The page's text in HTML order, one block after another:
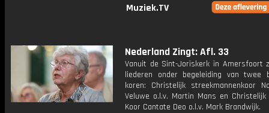
Muziek.TV
Nederland Zingt: Afl. 33
Vanuit de Sint-Joriskerk in Amersfoort
liederen onder begeleiding van twee
koren: Christelijk streekmannenkoor
Veluwe o.l.v. Martin Mans en Christelijk
Koor Cantate Deo o.l.v. Mark Brandwijk.